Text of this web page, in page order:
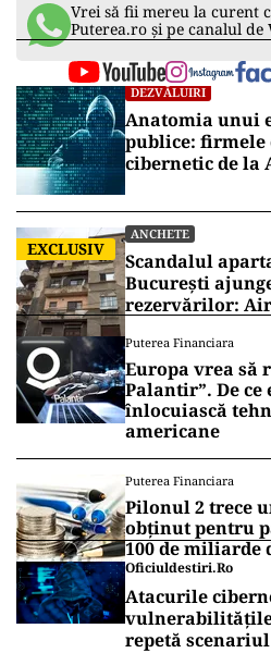
Vrei să fii mereu la curent
Puterea.ro și pe canalul de
DEZVĂLUIRI
Anatomia unui
publice: firmele
cibernetic de la
EXCLUSIV
ANCHETE
Scandalul
București
rezervărilor:
Puterea Financiara
Europa vrea să
Palantir”. De ce
înlocuiască
americane
Puterea Financiara
Pilonul 2 trece
obținut pentru
100 de miliarde
Oficiuldestiri.ro
Atacurile
repetă scenariul